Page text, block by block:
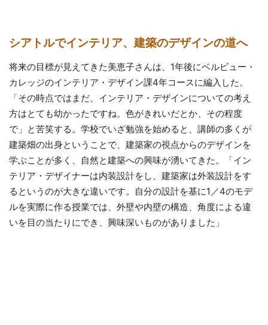
シアトルでインテリア、建築のデザインの道へ
将来の目標が見えてきた美恵子さんは、1年後にベルビュー・
カレッジのインテリア・デザイン課4年コースに編入した。
「その時点ではまだ、インテリア・デザインについての考え
方はとても幼かったですね。色がきれいだとか、その程度
で」と苦笑する。学校でいざ勉強を始めると、講師の多くが
建築畑の出身ということで、建築家の視点からのデザインを
学ぶことが多く、自然と建築への興味が湧いてきた。「イン
テリア・デザイナーは内装設計をし、建築家は外装設計をす
るというのが大きな違いです。自分の設計を基に1／4のモデ
ルを実際に作る授業では、外壁や内壁の構造、角度による違
いを目の当たりにでき、興味深いものがありました」